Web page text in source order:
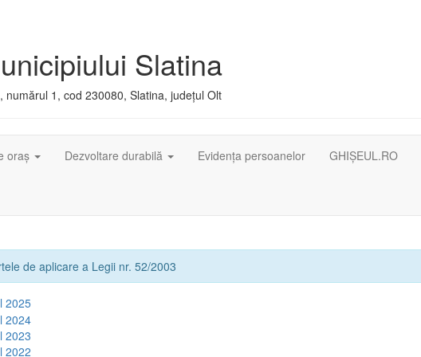
Slatina
numărul 1, cod 230080, Slatina, județul Olt
oraș Dezvoltare durabilă Evidența persoanelor GHIȘEUL.RO
de aplicare a Legii nr. 52/2003
2025
2024
2023
2022